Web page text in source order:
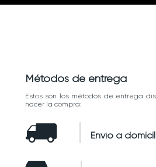
Métodos de entrega
Estos son los métodos de entrega
hacer la compra:
Envío a